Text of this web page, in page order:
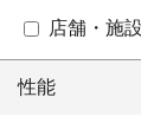
店舗・施設
性能